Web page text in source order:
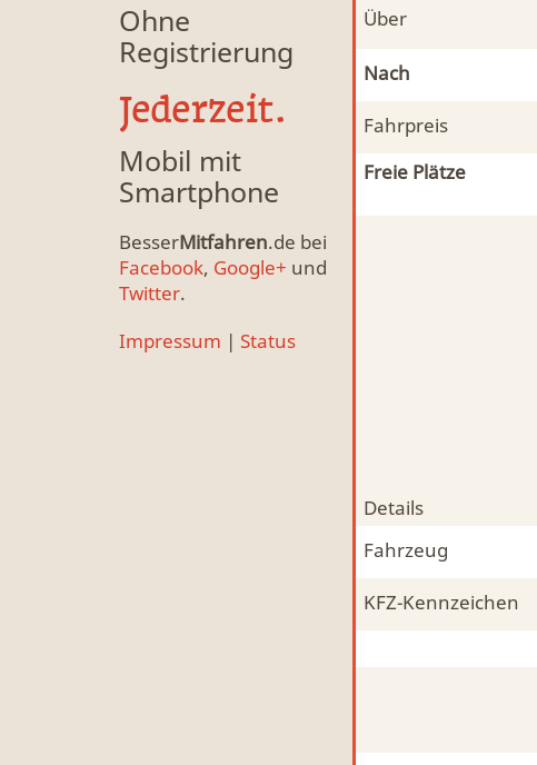
Ohne
Registrierung
Jederzeit.
Mobil mit
Smartphone
BesserMitfahren.de bei
Facebook, Google+ und
Twitter.
Impressum | Status
Über
Nach
Fahrpreis
Freie Plätze
Details
Fahrzeug
KFZ-Kennzeichen